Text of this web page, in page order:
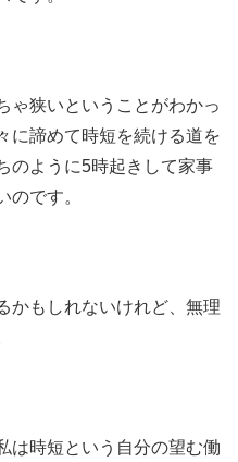
ゃ狭いということがわかっ
に諦めて時短を続ける道を
のように5時起きして家事
のです。
かもしれないけれど、無理
は時短という自分の望む働